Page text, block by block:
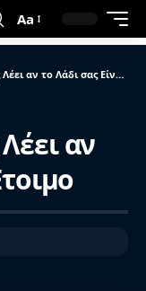
Aa
το Λάδι σας Είναι Έτοιμο
αν